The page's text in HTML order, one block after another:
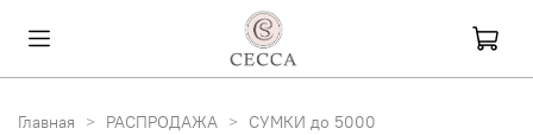
Главная РАСПРОДАЖА СУМКИ до 5000